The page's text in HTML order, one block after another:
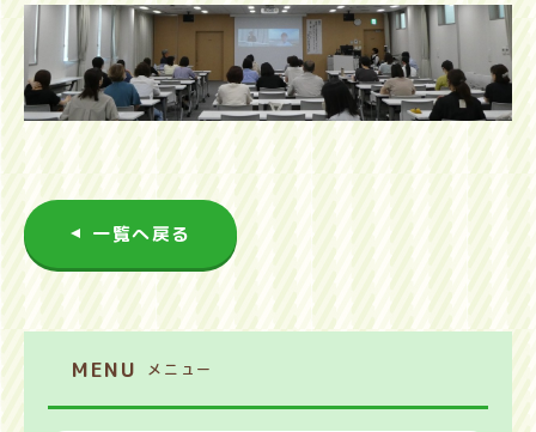
一覧へ戻る
MENU メニュー